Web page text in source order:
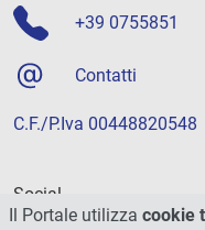
+39 0755851
Contatti
C.F./P.Iva 00448820548
Social
Il Portale utilizza cookie